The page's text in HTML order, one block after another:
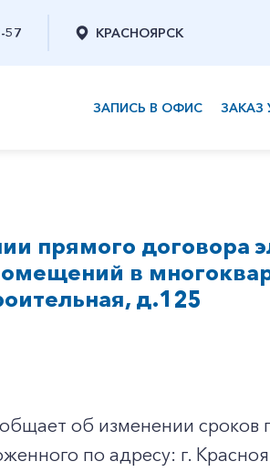
57
звонок
КРАСНОЯРСК
ЗАПИСЬ В ОФИС ЗАКАЗ
прямого договора
в
д.125
об изменении
по адресу: г.